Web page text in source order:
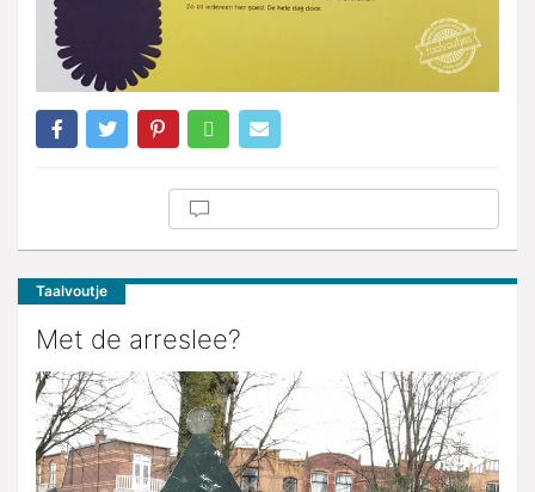
Taalvoutje
Met de arreslee?